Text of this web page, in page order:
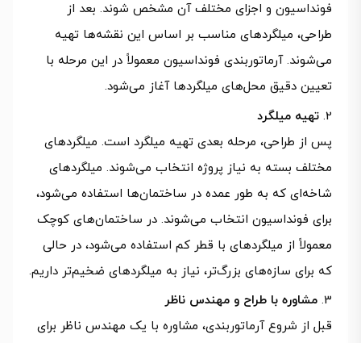
فونداسیون و اجزای مختلف آن مشخص شوند. بعد از
طراحی، میلگردهای مناسب بر اساس این نقشه‌ها تهیه
می‌شوند. آرماتوربندی فونداسیون معمولاً در این مرحله با
تعیین دقیق محل‌های میلگردها آغاز می‌شود.
تهیه میلگرد
پس از طراحی، مرحله بعدی تهیه میلگرد است. میلگردهای
مختلف بسته به نیاز پروژه انتخاب می‌شوند. میلگردهای
شاخه‌ای که به طور عمده در ساختمان‌ها استفاده می‌شود،
برای فونداسیون انتخاب می‌شوند. در ساختمان‌های کوچک
معمولاً از میلگردهای با قطر کم استفاده می‌شود، در حالی
که برای سازه‌های بزرگ‌تر، نیاز به میلگردهای ضخیم‌تر داریم.
مشاوره با طراح و مهندس ناظر
قبل از شروع آرماتوربندی، مشاوره با یک مهندس ناظر برای